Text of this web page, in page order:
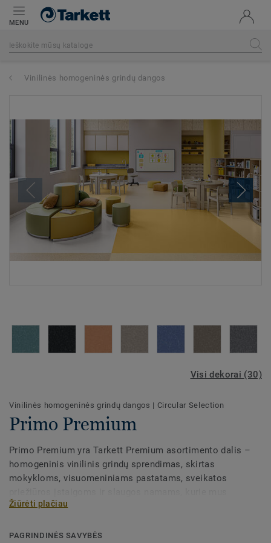
MENU
Vinilinės homogeninės grindų dangos
Visi dekorai (30)
Vinilinės homogeninės grindų dangos | Circular Selection
Primo Premium
Primo Premium yra Tarkett Premium asortimento dalis –
homogeninis vinilinis grindų sprendimas, skirtas
mokykloms, visuomeniniams pastatams, sveikatos
puoselėja ir saugo visą gyvenimą. Premium asortimento 86
kur džiaugsmingi atspalviai pagyvina pojūčius, o subtilūs
Žiūrėti plačiau
PAGRINDINĖS SAVYBĖS